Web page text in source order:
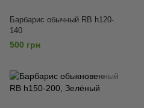
Барбарис обычный RB h120-
140
500 грн